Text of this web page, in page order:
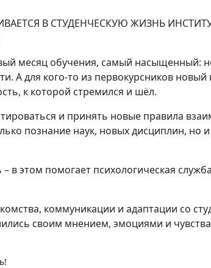
В СТУДЕНЧЕСКУЮ ЖИЗНЬ
месяц обучения, самый насыщенный:
А для кого-то из первокурсников
к которой стремился и шёл.
и принять новые правила
познание наук, новых дисциплин, но
в этом помогает психологическая
коммуникации и адаптации со
своим мнением, эмоциями и